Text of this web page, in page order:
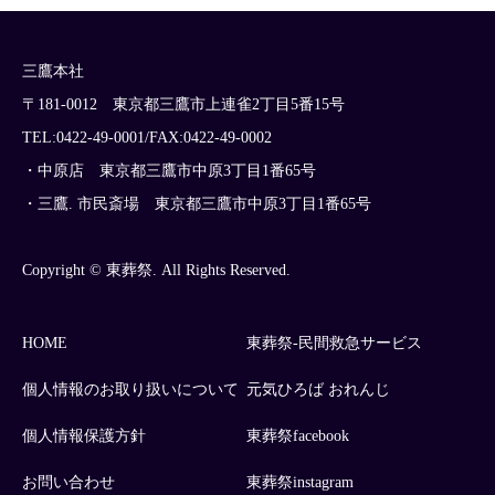
三鷹本社
〒181-0012 東京都三鷹市上連雀2丁目5番15号
TEL:0422-49-0001/FAX:0422-49-0002
・中原店 東京都三鷹市中原3丁目1番65号
・三鷹. 市民斎場 東京都三鷹市中原3丁目1番65号
Copyright © 東葬祭. All Rights Reserved.
HOME
個人情報のお取り扱いについて
個人情報保護方針
お問い合わせ
東葬祭-民間救急サービス
元気ひろば おれんじ
東葬祭facebook
東葬祭instagram